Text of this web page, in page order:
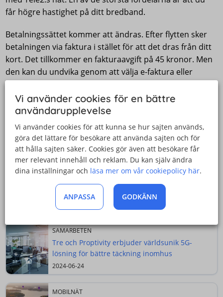
får högre hastighet på ditt bredband.
Betalningssättet kommer att ändras. Efter flytten sker
betalningen via faktura i stället för att det dras från ditt
kort. Det tillkommer en fakturaavgift på 45 kronor. Men
den kan du undvika genom att välja e-faktura eller
autogiro.
Det här gäller för dig med Penny Play-
konto
Om du har ett Penny Play-konto kommer du att få
tillgång till Com Hem Play Plus som har en ännu större
katalog med fler titlar än Penny Play. Dessutom får du
du väljer att flytta med till Tele2.
SAMARBETEN
Tre och Proptivity erbjuder världsunik 5G-
lösning för bättre täckning inomhus
2024-06-24
MOBILNÄT
Vi använder cookies för en bättre
användarupplevelse
Vi använder cookies för att kunna se hur sajten används,
göra det lättare för besökare att använda sajten och för
att hålla sajten säker. Cookies gör även att besökare får
mer relevant innehåll och reklam. Du kan själv ändra
dina inställningar och läsa mer om vår cookiepolicy här.
ANPASSA GODKÄNN